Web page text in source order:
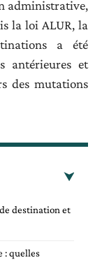
administrative,
la loi ALUR, la
a été
antérieures et
des mutations
destination et
: quelles